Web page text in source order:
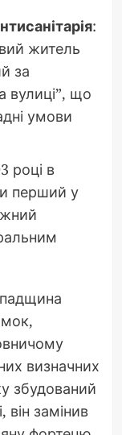
:
житель
за
вулиці”, що
умови
році в
перший у
визначних
збудований
він замінив